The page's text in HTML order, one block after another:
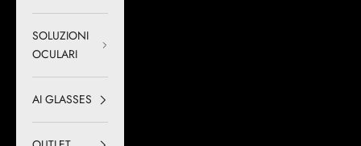
SOLUZIONI
OCULARI
AI GLASSES